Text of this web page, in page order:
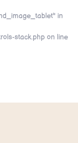
in
stack.php on line